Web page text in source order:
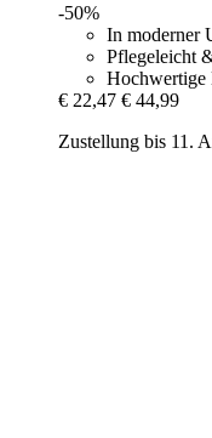
-50%
In moderner
Pflegeleicht
Hochwertige
€ 22,47 € 44,99
Zustellung bis 11.